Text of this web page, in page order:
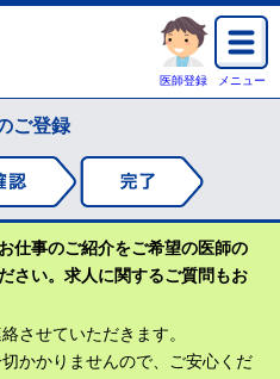
医師登録 メニュー
ご登録
仕事のご紹介をご希望の医師の
さい。求人に関するご質問もお
させていただきます。
かかりませんので、ご安心くだ